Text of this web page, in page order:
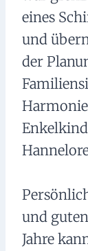
eines
und
der
und
Jahre